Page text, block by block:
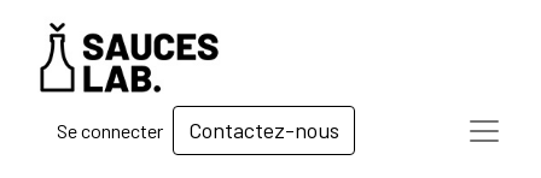
Se connecter Contactez-nous